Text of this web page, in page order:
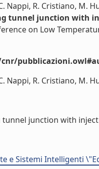
Nappi, R. Cristiano, M.
tunnel junction with
on Low
Nappi, R. Cristiano, M.
junction with
e Sistemi Intelligenti